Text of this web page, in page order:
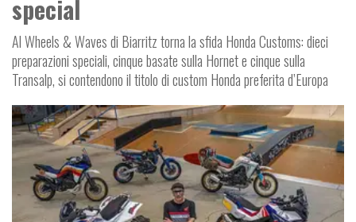
special
Al Wheels & Waves di Biarritz torna la sfida Honda Customs: dieci
preparazioni speciali, cinque basate sulla Hornet e cinque sulla
Transalp, si contendono il titolo di custom Honda preferita d’Europa